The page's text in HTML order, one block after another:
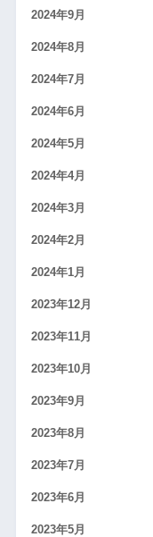
2024年9月
2024年8月
2024年7月
2024年6月
2024年5月
2024年4月
2024年3月
2024年2月
2024年1月
2023年12月
2023年11月
2023年10月
2023年9月
2023年8月
2023年7月
2023年6月
2023年5月